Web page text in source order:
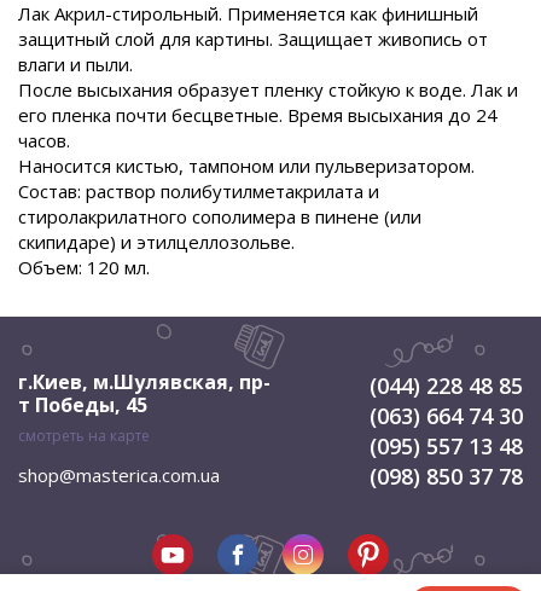
Лак Акрил-стирольный. Применяется как финишный
защитный слой для картины. Защищает живопись от
влаги и пыли.
После высыхания образует пленку стойкую к воде. Лак и
его пленка почти бесцветные. Время высыхания до 24
часов.
Наносится кистью, тампоном или пульверизатором.
Состав: раствор полибутилметакрилата и
стиролакрилатного сополимера в пинене (или
скипидаре) и этилцеллозольве.
Объем: 120 мл.
г.Киев, м.Шулявская, пр-
т Победы, 45
смотреть на карте
shop@masterica.com.ua
(044) 228 48 85
(063) 664 74 30
(095) 557 13 48
(098) 850 37 78